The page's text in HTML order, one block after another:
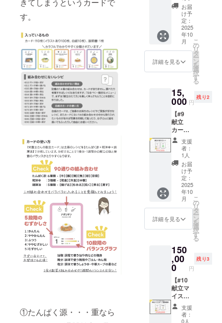
す。
①たんぱく源・・・重なら
10月〜
12月頃
に複数
日程を
ご用意
に合わ
せて選
す。
が心
配」
「今の
食事の
改善点
が知り
い！」
など、
合わせ
てアド
バイス
しま
す。 □
形式：
オンラ
イン個
別対応
（Zoom
予定）
□ 実施
時期：
2025年
（個別
に日程
より前
後する
場合が
ござい
ます。
詳細は
メール
でご案
オンラ
インレ
ク
チャー
（約30
分） 献
立カー
ドの基
本的な
使い方
や、
日々の
献立を
ラクに
する考
ついて
学べる
ミナー
です。
□ 形
式： オ
ンライ
ン
（Zoom
予定）
□ 開催
ニュー
付き ・
10枚：
白紙
カード
（自由
に記入
できま
（1枚）
※送料込
届け時
期 2025
年10
月〜11
月頃を
予定し
ていま
す。 ※
納期に
より前
後する
場合が
ござい
ます。
内いた
しま
す。 ●
インレ
ク
チャー
（約30
分） 献
レク
チャー
＋栄養
相談 ＋
1食分の
献立ア
ドバイ
ス】 ●
献立
カード1
□ 内
容： 献
立カー
ド 110
枚セッ
ト ・
100枚：
イラス
ト＋参
考メ
ニュー
付き ・
10枚：
白紙
カード
（自由
に記入
説明書
（1枚）
※送料込
み □ お
届け時
期 2025
年10
月〜11
月頃を
予定し
お届
け予
定：
2025
年10
月
詳細を見る
こ
の
リ
タ
ー
ン
を
選
択
す
る
15,
000 円
残り2
【#9
献立
カード1
セット
＋ 1週
間分の
献立作
成サ
ポー
ト】 ●
献立
カード1
セット
□ 内
容： 献
枚セッ
ト ・
100枚：
イラス
ト＋参
考メ
ニュー
付き ・
10枚：
白紙
支援
者：
1人
お届
け予
定：
2025
年10
月
詳細を見る
こ
の
リ
タ
ー
ン
を
選
択
す
る
150
,00
0 円
残り3
【#10
献立マ
イス
ター資
格講座
（リ
支援
者：
0人